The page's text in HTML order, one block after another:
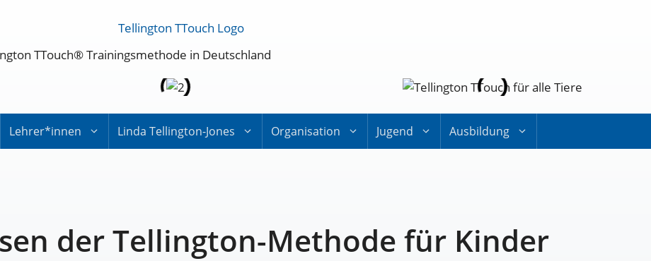
TTouch® Trainingsmethode in Deutschland
Lehrer*innen Linda Tellington-Jones Organisation Jugend Ausbildung
der Tellington-Methode für Kinder